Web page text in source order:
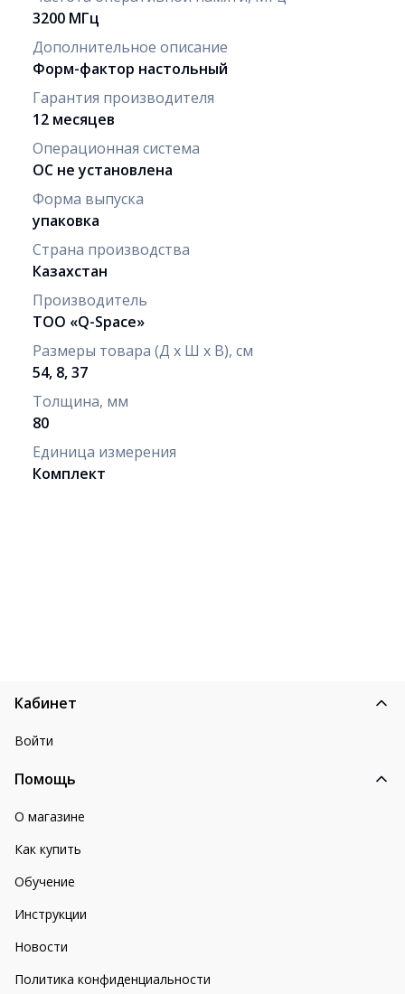
3200 МГц
Дополнительное описание
Форм-фактор настольный
Гарантия производителя
12 месяцев
Операционная система
ОС не установлена
Форма выпуска
упаковка
Страна производства
Казахстан
Производитель
ТОО «Q-Space»
Размеры товара (Д х Ш х В), см
54, 8, 37
Толщина, мм
80
Единица измерения
Комплект
Кабинет
Войти
Помощь
О магазине
Как купить
Обучение
Инструкции
Новости
Политика конфиденциальности